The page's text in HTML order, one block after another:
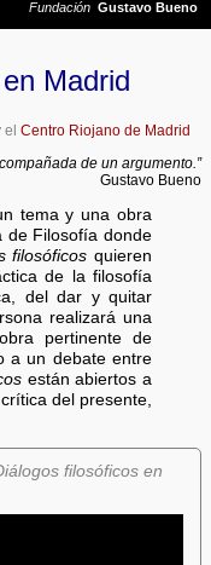
Madrid
Centro Riojano de Madrid
de un argumento.”
Gustavo Bueno
tema y una obra
de Filosofía donde
filosóficos quieren
de la filosofía
del dar y quitar
realizará una
pertinente de
a un debate entre
están abiertos a
del presente,
filosóficos en